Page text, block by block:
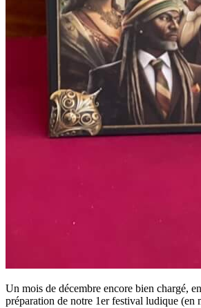
Un mois de décembre encore bien chargé,
préparation de notre 1er festival ludique (en